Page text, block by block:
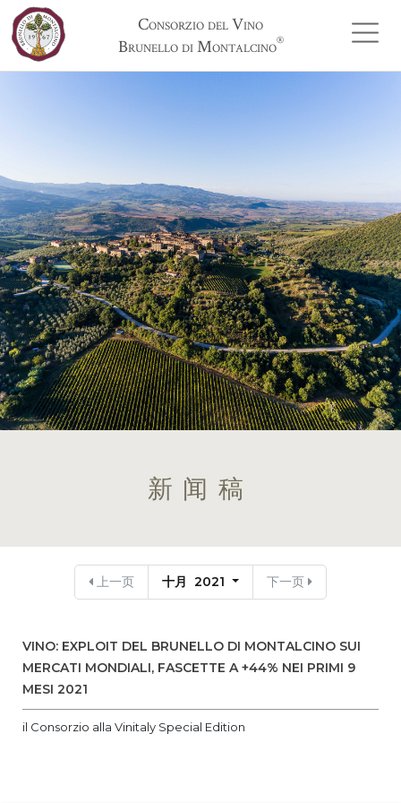
Consorzio del Vino
Brunello di Montalcino®
新闻稿
上一页 十月 2021 下一页
VINO: EXPLOIT DEL BRUNELLO DI MONTALCINO SUI
MERCATI MONDIALI, FASCETTE A +44% NEI PRIMI 9
MESI 2021
il Consorzio alla Vinitaly Special Edition